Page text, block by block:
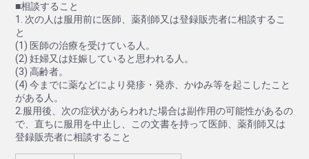
■相談すること
1. 次の人は服用前に医師、薬剤師又は登録販売者に相談するこ
と
(1) 医師の治療を受けている人。
(2) 妊婦又は妊娠していると思われる人。
(3) 高齢者。
(4) 今までに薬などにより発疹・発赤、かゆみ等を起こしたこと
がある人。
2.服用後、次の症状があらわれた場合は副作用の可能性があるの
で、直ちに服用を中止し、この文書を持って医師、薬剤師又は
登録販売者に相談すること